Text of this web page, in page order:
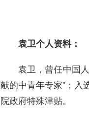
袁卫个人资料：
袁卫，曾任中国
献的中青年专家”；入
院政府特殊津贴。